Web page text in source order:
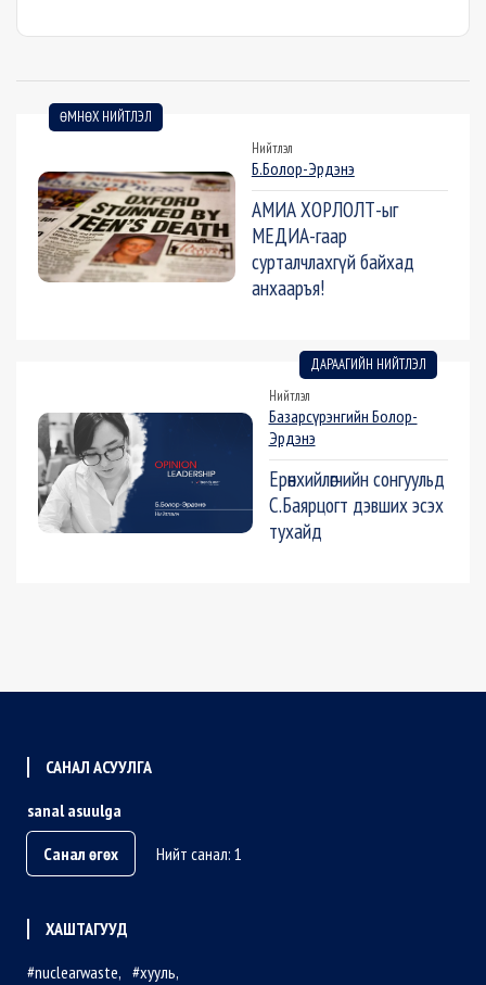
ӨМНӨХ НИЙТЛЭЛ
Нийтлэл
Б.Болор-Эрдэнэ
АМИА ХОРЛОЛТ-ыг
МЕДИА-гаар
сурталчлахгүй байхад
анхааръя!
ДАРААГИЙН НИЙТЛЭЛ
Нийтлэл
Базарсүрэнгийн Болор-
Эрдэнэ
Ерөнхийлөгчийн сонгуульд
С.Баярцогт дэвших эсэх
тухайд
САНАЛ АСУУЛГА
sanal asuulga
Санал өгөх
Нийт санал: 1
ХАШТАГУУД
nuclearwaste
хууль